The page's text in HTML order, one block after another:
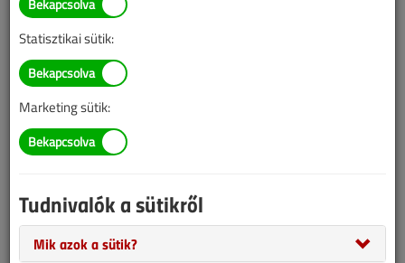
A nagy teljesítményű zárt rendszerekhez a hagyományos tágulási
Statisztikai sütik:
Marketing sütik:
Tudnivalók a sütikről
Mik azok a sütik?